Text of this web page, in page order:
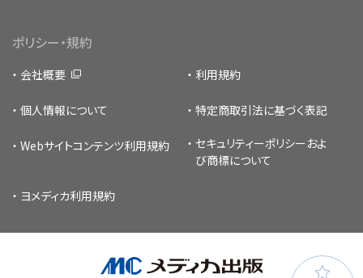
ポリシー・規約
会社概要 利用規約
個人情報について 特定商取引法に基づく表記
Webサイトコンテンツ利用規約 セキュリティーポリシー およ
び商標について
ヨメディカ利用規約